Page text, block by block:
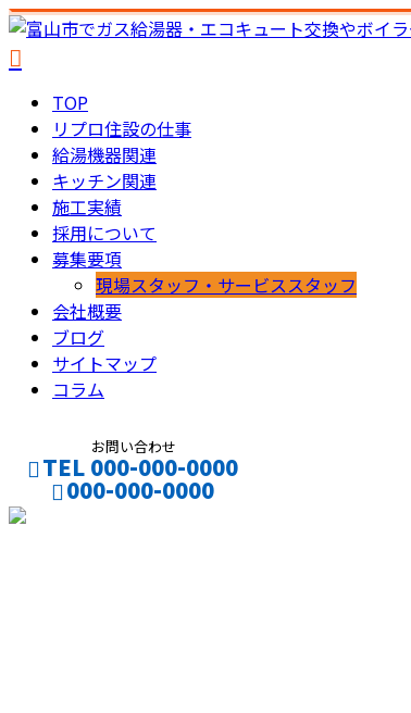
TOP
リプロ住設の仕事
給湯機器関連
キッチン関連
施工実績
採用について
募集要項
現場スタッフ・サービススタッフ
会社概要
ブログ
サイトマップ
コラム
お問い合わせ
TEL 000-000-0000
000-000-0000